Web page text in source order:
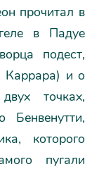
прочитал в
в Падуе
подест,
Каррара) и о
точках,
которого
пугали